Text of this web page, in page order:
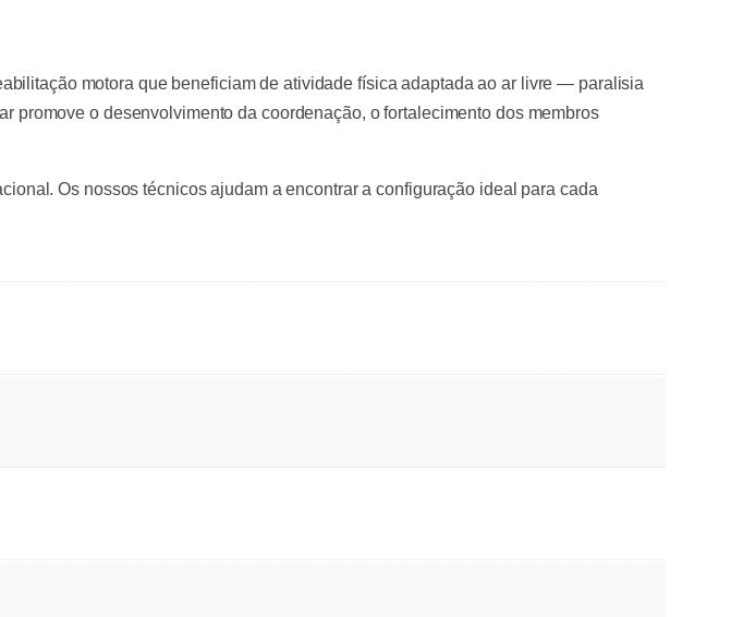
motora que beneficiam de atividade física adaptada ao ar livre — paralisia
promove o desenvolvimento da coordenação, o fortalecimento dos membros
Os nossos técnicos ajudam a encontrar a configuração ideal para cada